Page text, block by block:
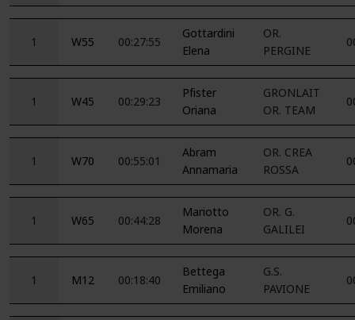
1 W55 00:27:55
Gottardini
Elena
OR.
PERGINE
1 W45 00:29:23
Pfister
Oriana
GRONLAIT
OR. TEAM
1 W70 00:55:01
Abram
Annamaria
OR. CREA
ROSSA
1 W65 00:44:28
Mariotto
Morena
OR. G.
GALILEI
1 M12 00:18:40
Bettega
Emiliano
G.S.
PAVIONE